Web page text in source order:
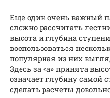
Еще один очень важный
сложно рассчитать
высота и глубина
воспользоваться
популярная из них
Здесь за «a» принята
означает глубину самой
сделать расчеты